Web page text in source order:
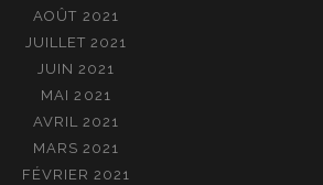
AOÛT 2021
JUILLET 2021
JUIN 2021
MAI 2021
AVRIL 2021
MARS 2021
FÉVRIER 2021